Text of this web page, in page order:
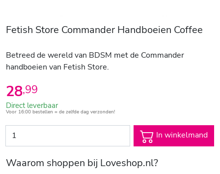
Fetish Store Commander Handboeien Coffee
Betreed de wereld van BDSM met de Commander
handboeien van Fetish Store.
28,99
Direct leverbaar
Voor 16:00 bestellen = de zelfde dag verzonden!
In winkelmand
Waarom shoppen bij Loveshop.nl?